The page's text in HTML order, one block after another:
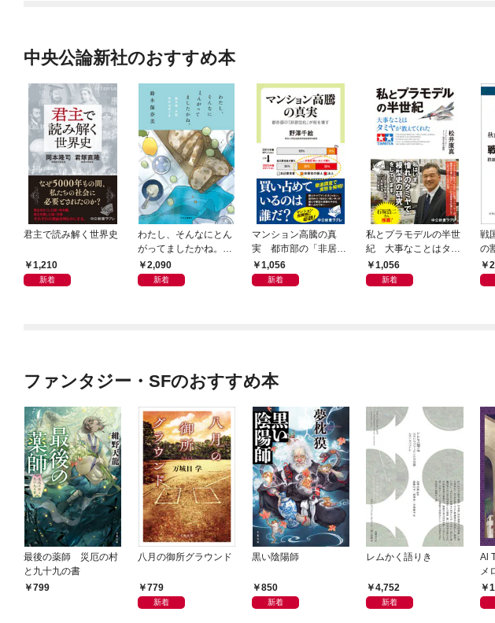
中央公論新社のおすすめ本
君主で読み解く世界史
1,210
新着
わたし、そんなにとん
がってましたかね。
獅子座、Ａ型、丙午は
めぐる
2,090
新着
マンション高騰の真
実 都市部の「非居住
化」が街を壊す
1,056
新着
私とプラモデルの半世
紀 大事なことはタミ
ヤが教えてくれた
1,056
新着
戦
の
の
ファンタジー・SFのおすすめ本
最後の薬師 災厄の村
と九十九の書
799
八月の御所グラウンド
779
新着
黒い陰陽師
850
新着
レムかく語りき
4,752
新着
Al
メ